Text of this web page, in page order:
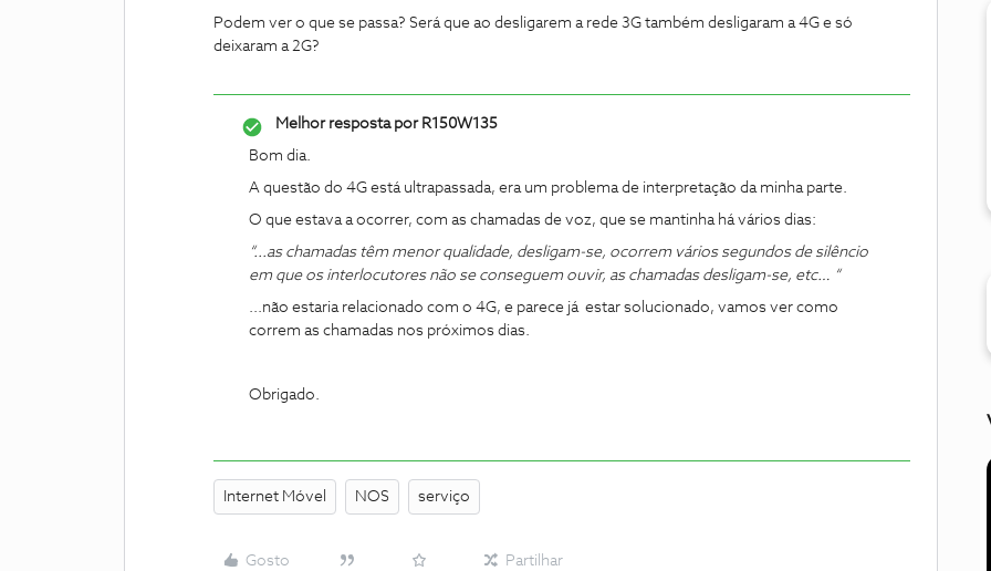
Podem ver o que se passa? Será que ao desligarem a rede 3G também desligaram a 4G e só
deixaram a 2G?
Melhor resposta porR150W135
Bom dia.
A questão do 4G está ultrapassada, era um problema de interpretação da minha parte.
O que estava a ocorrer, com as chamadas de voz, que se mantinha há vários dias:
“...as chamadas têm menor qualidade, desligam-se, ocorrem vários segundos de silêncio
em que os interlocutores não se conseguem ouvir, as chamadas desligam-se, etc… “
...não estaria relacionado com o 4G, e parece já estar solucionado, vamos ver como
correm as chamadas nos próximos dias.
Obrigado.
Internet Móvel NOS serviço
Gosto Partilhar